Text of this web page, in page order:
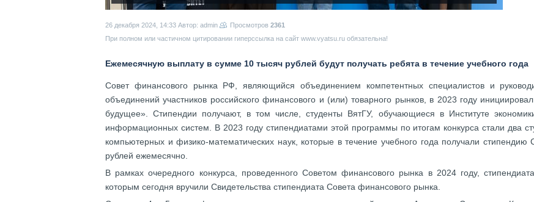
26 декабря 2024, 14:33 Автор: admin Просмотров 2361
При полном или частичном цитировании гиперссылка на сайт www.vyatsu.ru обязательна!
Ежемесячную выплату в сумме 10 тысяч рублей будут получать ребята в течение учебного года
Совет финансового рынка РФ, являющийся объединением компетентных специалистов и
объединений участников российского финансового и (или) товарного рынков, в 2023 году
будущее». Стипендии получают, в том числе, студенты ВятГУ, обучающиеся в Институте
информационных систем. В 2023 году стипендиатами этой программы по итогам конкурса стали два
компьютерных и физико-математических наук, которые в течение учебного года получали
рублей ежемесячно.
В рамках очередного конкурса, проведенного Советом финансового рынка в 2024 году,
которым сегодня вручили Свидетельства стипендиата Совета финансового рынка.